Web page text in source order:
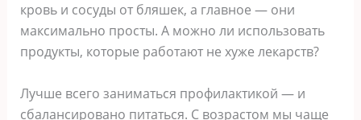
кровь и сосуды от бляшек, а главное — они
максимально просты. А можно ли использовать
продукты, которые работают не хуже лекарств?
Лучше всего заниматься профилактикой — и
сбалансировано питаться. С возрастом мы чаще